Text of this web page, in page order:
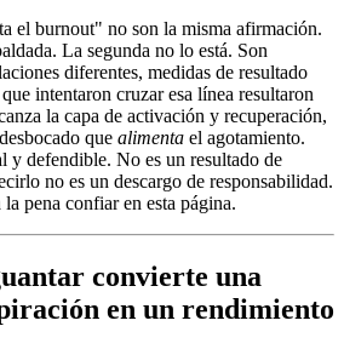
el burnout" no son la misma afirmación.
La segunda no lo está. Son
diferentes, medidas de resultado
intentaron cruzar esa línea resultaron
la capa de activación y recuperación,
que alimenta el agotamiento.
y defendible. No es un resultado de
no es un descargo de responsabilidad.
pena confiar en esta página.
convierte una
en un rendimiento